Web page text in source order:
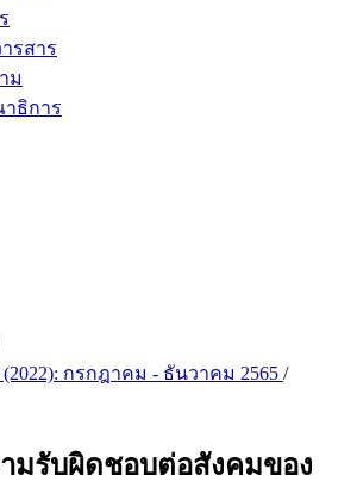
รสาร
ม
ธิการ
กรกฎาคม - ธันวาคม 2565 /
มรับผิดชอบต่อสังคมของ